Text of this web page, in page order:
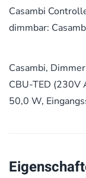
Casambi
dimmbar:
Casambi,
CBU-TED (230V
50,0 W,